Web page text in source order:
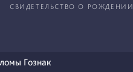
СВИДЕТЕЛЬСТВО О РОЖДЕНИИ
Гознак